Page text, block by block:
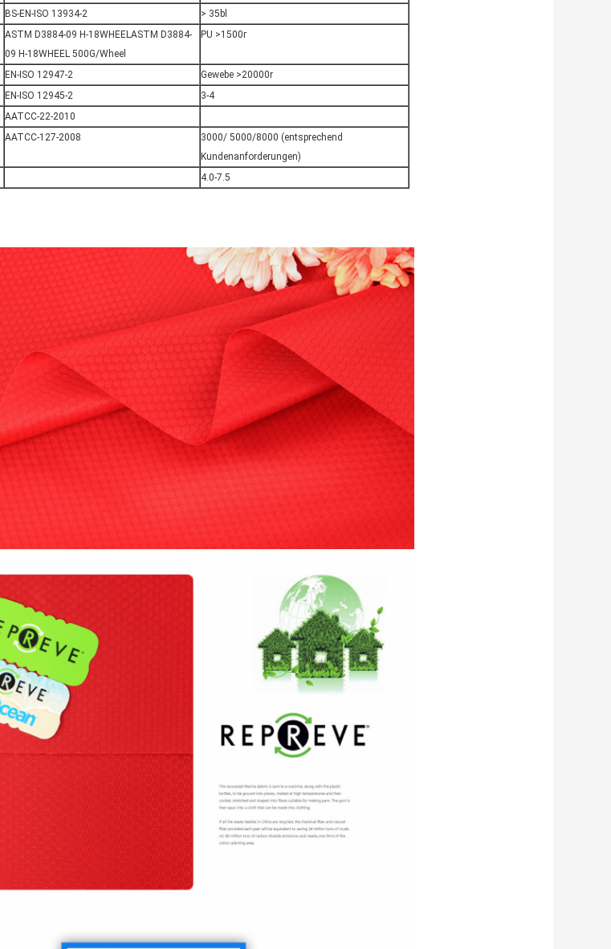
BS-EN-ISO 13934-2
> 35bl
ASTM D3884-09 H-18WHEELASTM D3884-
09 H-18WHEEL 500G/Wheel
PU >1500r
EN-ISO 12947-2
Gewebe >20000r
EN-ISO 12945-2
3-4
AATCC-22-2010
AATCC-127-2008
3000/ 5000/8000 (entsprechend
Kundenanforderungen)
4.0-7.5